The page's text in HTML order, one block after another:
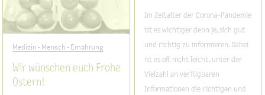
Im Zeitalter der Corona-Pandemie
ist es wichtiger denn je, sich gut
und richtig zu informieren. Dabei
ist es oft nicht leicht, unter der
Vielzahl an verfügbaren
Informationen die richtigen und
Medizin - Mensch - Ernährung
Wir wünschen euch Frohe
Ostern!